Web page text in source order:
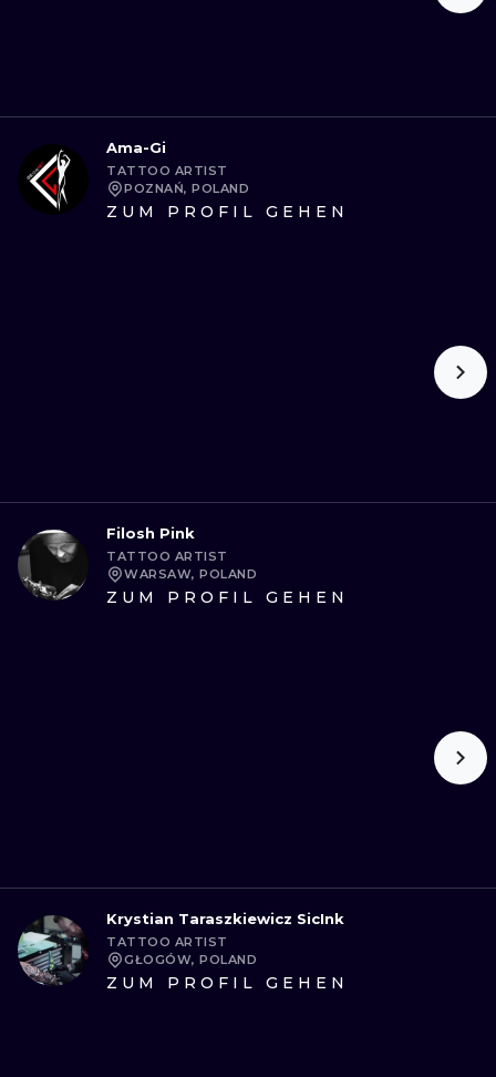
Ama-Gi
TATTOO ARTIST
POZNAŃ, POLAND
ZUM PROFIL GEHEN
Filosh Pink
TATTOO ARTIST
WARSAW, POLAND
ZUM PROFIL GEHEN
Krystian Taraszkiewicz SicInk
TATTOO ARTIST
GŁOGÓW, POLAND
ZUM PROFIL GEHEN